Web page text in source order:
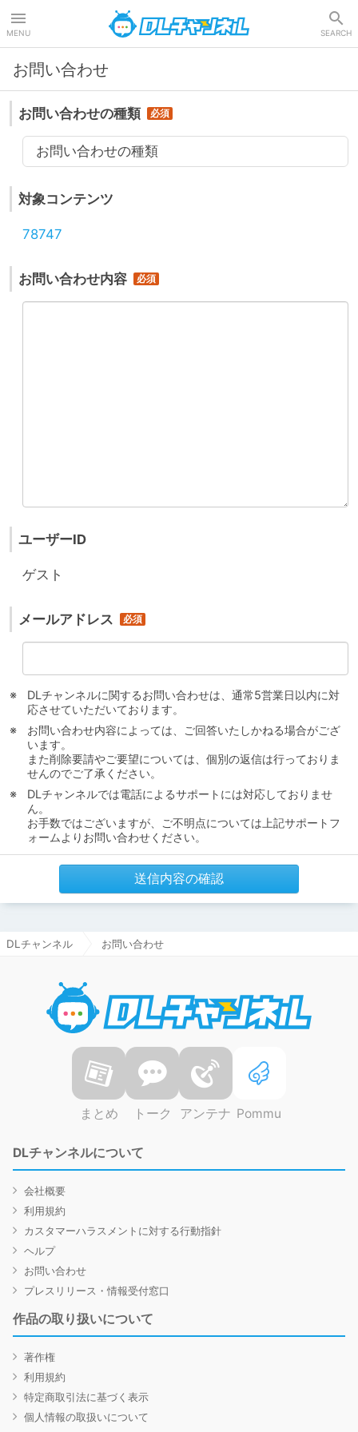
MENU SEARCH
お問い合わせ
お問い合わせの種類
お問い合わせの種類
対象コンテンツ
78747
お問い合わせ内容
ユーザーID
ゲスト
メールアドレス
DLチャンネルに関するお問い合わせは、通常5営業日以内に対
応させていただいております。
お問い合わせ内容によっては、ご回答いたしかねる場合がござ
います。
また削除要請やご要望については、個別の返信は行っておりま
せんのでご了承ください。
DLチャンネルでは電話によるサポートには対応しておりませ
ん。
お手数ではございますが、ご不明点については上記サポートフ
ォームよりお問い合わせください。
送信内容の確認
DLチャンネル お問い合わせ
まとめ トーク アンテナ Pommu
DLチャンネルについて
会社概要
利用規約
カスタマーハラスメントに対する行動指針
ヘルプ
お問い合わせ
プレスリリース・情報受付窓口
作品の取り扱いについて
著作権
利用規約
特定商取引法に基づく表示
個人情報の取扱いについて